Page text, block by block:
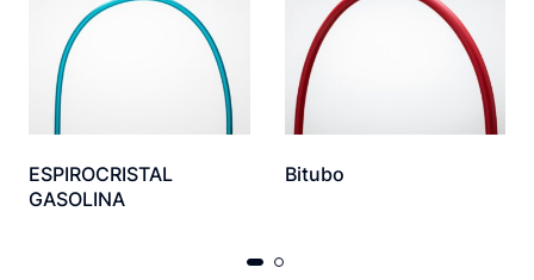
ESPIROCRISTAL
GASOLINA
Bitubo